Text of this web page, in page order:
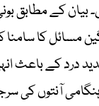
بیان کے مطابق
کا سامنا
درد کے باعث
آنتوں کی